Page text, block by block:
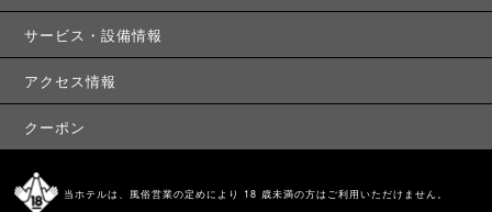
サービス・設備情報
アクセス情報
クーポン
当ホテルは、風俗営業の定めにより 18 歳未満の方はご利用いただけません。